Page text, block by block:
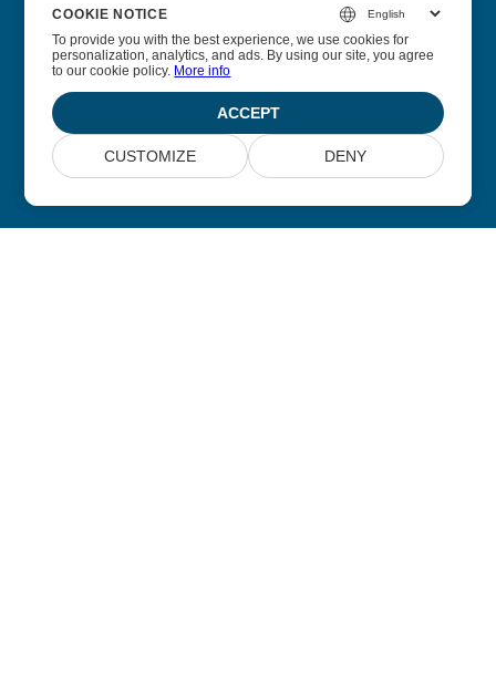
เกี่ยวกับ Procurize AI
เราช่วยธุรกิจกำจัดงานแบบแมนนวลจากกระบวนการด้านความ
© 2026 Scoutize Pty Ltd
COOKIE NOTICE
To provide you with the best experience, we use cookies for
personalization, analytics, and ads. By using our site, you agree
to our cookie policy. More info
ACCEPT
CUSTOMIZE DENY
COOKIE NOTICE
To provide you with the best experience, we use cookies for
personalization, analytics, and ads. By using our site, you agree
to our cookie policy. More info
ACCEPT
CUSTOMIZE DENY